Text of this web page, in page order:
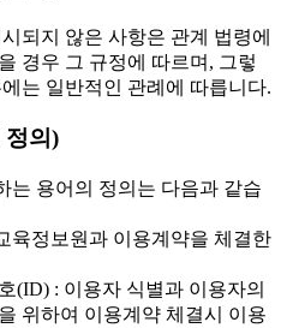
되지 않은 사항은 관계 법령에
경우 그 규정에 따르며, 그렇
는 일반적인 관례에 따릅니다.
정의)
는 용어의 정의는 다음과 같습
육정보원과 이용계약을 체결한
(ID) : 이용자 식별과 이용자의
위하여 이용계약 체결시 이용